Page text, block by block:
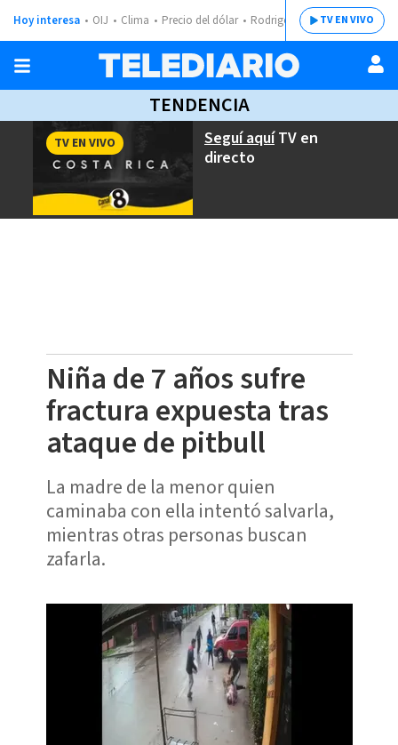
Hoy interesa OIJ Clima Precio del dólar Rodrigo ChavesTV EN VIVO
TENDENCIA
Seguí aquíTV en
directo
TV EN VIVO
Niña de 7 años sufre
fractura expuesta tras
ataque de pitbull
La madre de la menor quien
caminaba con ella intentó salvarla,
mientras otras personas buscan
zafarla.